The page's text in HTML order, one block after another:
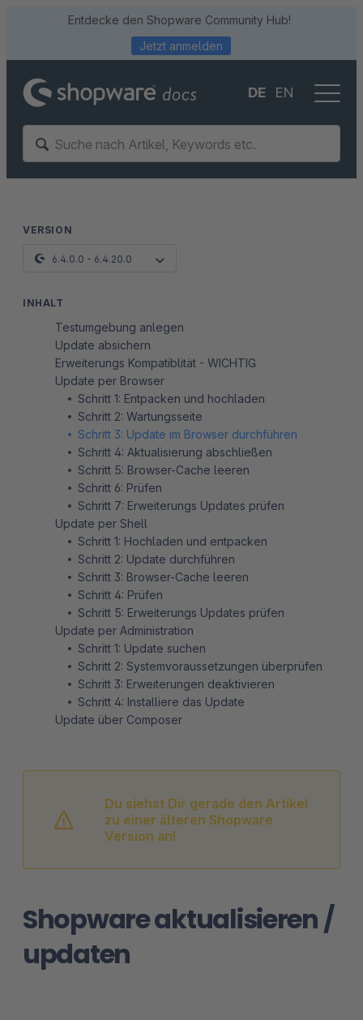
Entdecke den Shopware Community Hub!
Jetzt anmelden
DE EN
Du siehst Dir gerade den Artikel
zu einer älteren Shopware
Version an!
Shopware aktualisieren /
updaten
VERSION
6.4.0.0 - 6.4.20.0
INHALT
Testumgebung anlegen
Update absichern
Erweiterungs Kompatiblität - WICHTIG
Update per Browser
Schritt 1: Entpacken und hochladen
Schritt 2: Wartungsseite
Schritt 3: Update im Browser durchführen
Schritt 4: Aktualisierung abschließen
Schritt 5: Browser-Cache leeren
Schritt 6: Prüfen
Schritt 7: Erweiterungs Updates prüfen
Update per Shell
Schritt 1: Hochladen und entpacken
Schritt 2: Update durchführen
Schritt 3: Browser-Cache leeren
Schritt 4: Prüfen
Schritt 5: Erweiterungs Updates prüfen
Update per Administration
Schritt 1: Update suchen
Schritt 2: Systemvoraussetzungen überprüfen
Schritt 3: Erweiterungen deaktivieren
Schritt 4: Installiere das Update
Update über Composer